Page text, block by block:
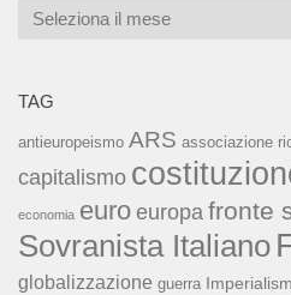
Archivi
TAG
antieuropeismo ARS associazione
capitalismo
economia euro europa fronte
Sovranista Italiano
globalizzazione guerra